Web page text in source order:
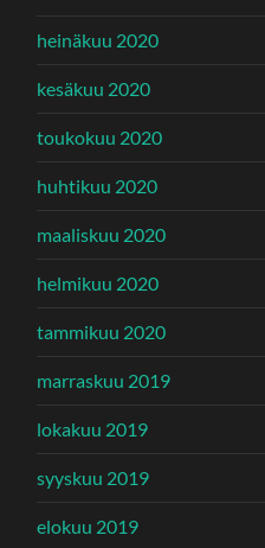
heinäkuu 2020
kesäkuu 2020
toukokuu 2020
huhtikuu 2020
maaliskuu 2020
helmikuu 2020
tammikuu 2020
marraskuu 2019
lokakuu 2019
syyskuu 2019
elokuu 2019